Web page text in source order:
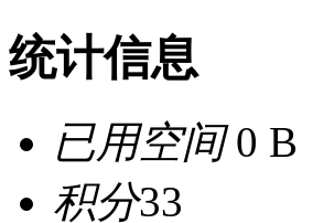
统计信息
已用空间0 B
积分33